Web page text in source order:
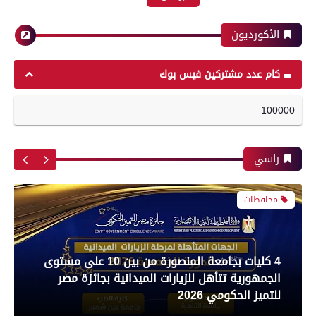
الأهلي وبيراميدز فى الدورى
رياضة
بعدسة الخبر المصري| شاهد أبرز لقطات مباراة
الكونفدرالية الإفريقية
رياضة
بعدسة الخبر المصري| شاهد أبرز لقطات مباراة
الأهلي و سيراميك فى الدورى
الأكورديون
كام عدد مشتركين فيس بوك
100000
راسي
محافظات
مدير أمن سوهاج يواصل جولاته المفاجئة ويتفقد
الكنائس والأديرة
محافظات
4 كليات بجامعة المنصورة من بين 10 على مستوى
الجمهورية تتأهل للزيارات الميدانية بجائزة مصر
للتميز الحكومي 2026